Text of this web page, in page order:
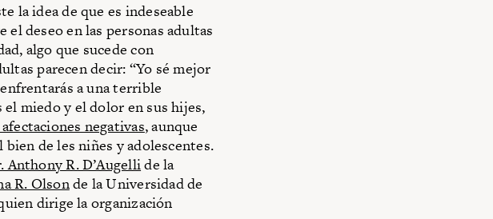
la idea de que es indeseable
deseo en las personas adultas
algo que sucede con
parecen decir: “Yo sé mejor
a una terrible
el miedo y el dolor en sus hijes,
negativas, aunque
de les niñes y adolescentes.
Anthony R. D’Augellide la
R. Olsonde la Universidad de
dirige la organización